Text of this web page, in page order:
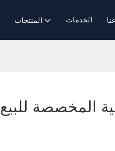
المنتجات الخدمات عنا
المخصصة للبيع